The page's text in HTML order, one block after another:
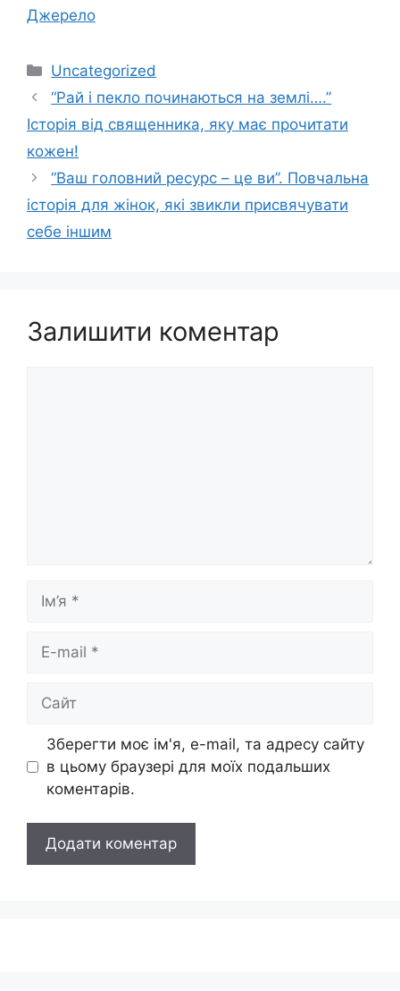
Джерело
Категорії
Uncategorized
“Рай і пекло починаються на землі….”
Історія від священника, яку має прочитати
кожен!
“Ваш головний ресурс – це ви”. Повчальна
історія для жінок, які звикли присвячувати
себе іншим
Залишити коментар
mail
Зберегти моє ім'я, e-mail, та адресу сайту
в цьому браузері для моїх подальших
коментарів.